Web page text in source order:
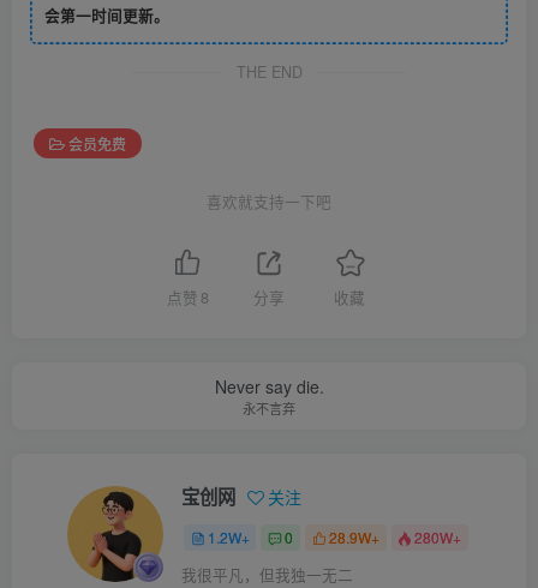
会第一时间更新。
THE END
会员免费
喜欢就支持一下吧
点赞 8 分享 收藏
Never say die.
永不言弃
宝创网 关注
1.2W+ 0 28.9W+ 280W+
我很平凡，但我独一无二